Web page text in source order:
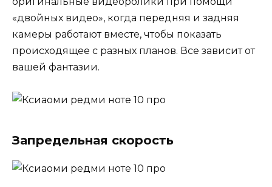
«двойных видео», когда передняя и задняя
камеры работают вместе, чтобы показать
происходящее с разных планов. Все зависит от
вашей фантазии.
Запредельная скорость